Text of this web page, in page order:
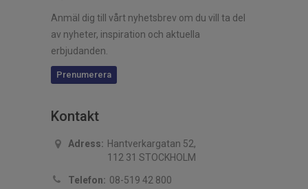
Anmäl dig till vårt nyhetsbrev om du vill ta del
av nyheter, inspiration och aktuella
erbjudanden.
Prenumerera
Kontakt
Adress: Hantverkargatan 52,
112 31 STOCKHOLM
Telefon: 08-519 42 800